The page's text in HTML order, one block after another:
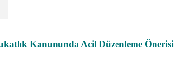
Kanununda Acil Düzenleme Önerisi